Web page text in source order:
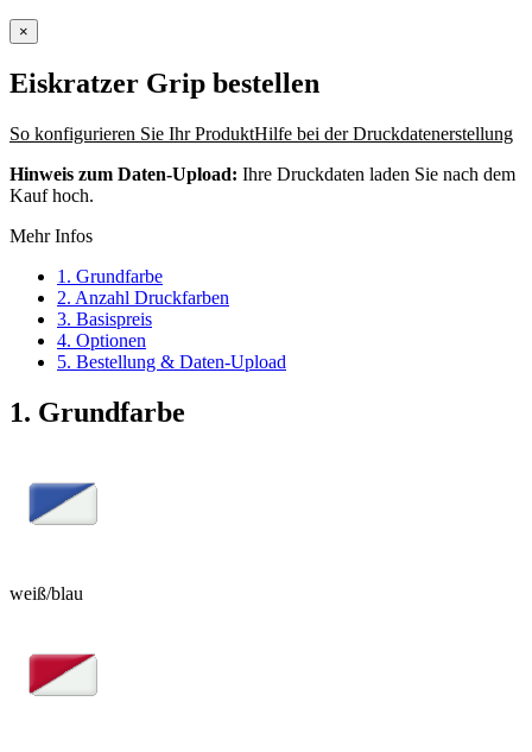
×
Eiskratzer Grip bestellen
So konfigurieren Sie Ihr ProduktHilfe bei der Druckdatenerstellung
Hinweis zum Daten-Upload: Ihre Druckdaten laden Sie nach dem
Kauf hoch.
Mehr Infos
1. Grundfarbe
2. Anzahl Druckfarben
3. Basispreis
4. Optionen
5. Bestellung & Daten-Upload
1. Grundfarbe
weiß/blau